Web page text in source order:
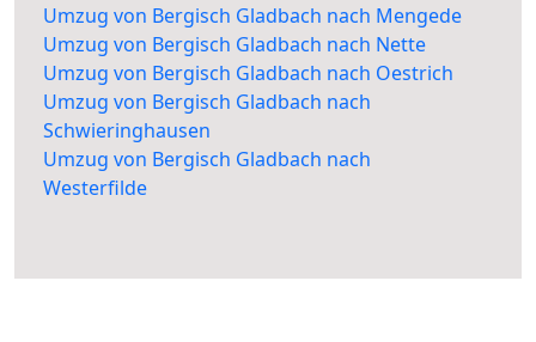
Umzug von Bergisch Gladbach nach Mengede
Umzug von Bergisch Gladbach nach Nette
Umzug von Bergisch Gladbach nach Oestrich
Umzug von Bergisch Gladbach nach
Schwieringhausen
Umzug von Bergisch Gladbach nach
Westerfilde